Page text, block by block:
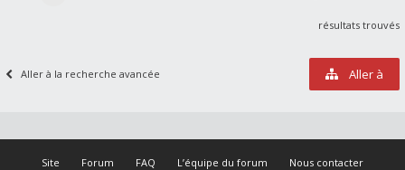
résultats trouvés
Aller à la recherche avancée Aller à
Site Forum FAQ L’équipe du forum Nous contacter